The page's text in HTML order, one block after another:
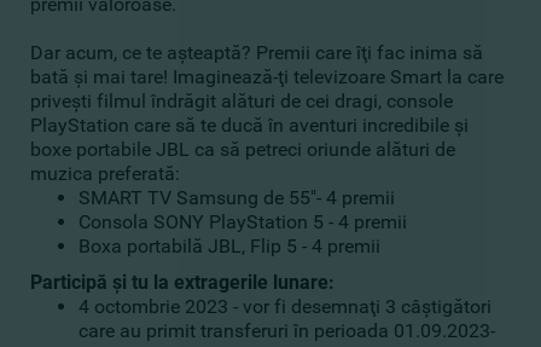
Dar acum, ce te aşteaptă? Premii care îţi fac inima să
bată şi mai tare! Imaginează-ţi televizoare Smart la care
priveşti filmul îndrăgit alături de cei dragi, console
PlayStation care să te ducă în aventuri incredibile şi
boxe portabile JBL ca să petreci oriunde alături de
muzica preferată:
SMART TV Samsung de 55"- 4 premii
Consola SONY PlayStation 5 - 4 premii
Boxa portabilă JBL, Flip 5 - 4 premii
Participă şi tu la extragerile lunare:
4 octombrie 2023 - vor fi desemnaţi 3 câştigători
care au primit transferuri în perioada 01.09.2023-